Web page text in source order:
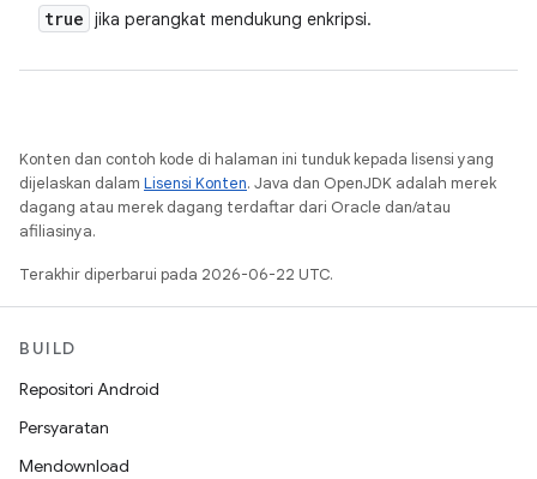
true jika perangkat mendukung enkripsi.
Konten dan contoh kode di halaman ini tunduk kepada lisensi yang
dijelaskan dalam Lisensi Konten. Java dan OpenJDK adalah merek
dagang atau merek dagang terdaftar dari Oracle dan/atau
afiliasinya.
Terakhir diperbarui pada 2026-06-22 UTC.
BUILD
Repositori Android
Persyaratan
Mendownload